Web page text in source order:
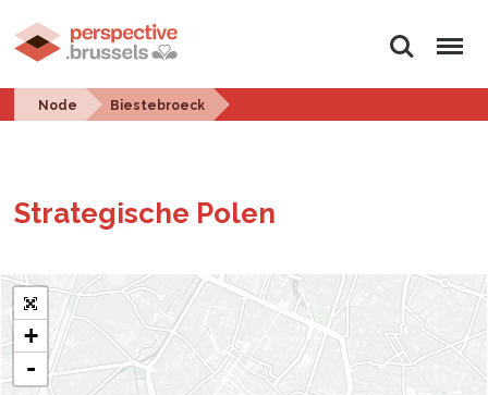
Search Menu
Node Biestebroeck
Strate­gis­che Polen
+
-